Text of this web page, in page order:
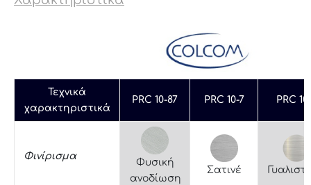
Τεχνικά
χαρακτηριστικά
PRC 10-87 PRC 10-7 PRC
Φινίρισμα
Φυσική
ανοδίωση
Σατινέ